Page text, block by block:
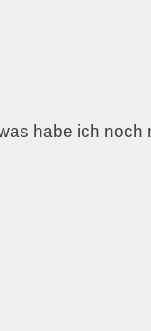
habe ich noch